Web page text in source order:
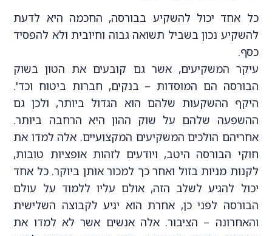
כל אחד יכול להשקיע בבורסה, החכמה היא לדעת
להשקיע נכון בשביל תשואה גבוה וחיובית ולא להפסיד
כסף.
עיקר המשקיעים, אשר גם קובעים את הטון בשוק
הבורסה הם המוסדות – בנקים, חברות ביטוח וכד'.
היקף ההשקעות שלהם הוא הגדול ביותר, ולכן גם
ההשפעה שלהם על שוק ההון היא הרחבה ביותר.
אחריהם הולכים המשקיעים המקצועיים. אלה למדו את
חוקי הבורסה היטב, ויודעים לזהות אופציות טובות,
לקנות מניות בזול ואחר כך למכור אותן ביוקר. כל אחד
יכול להגיע לשלב הזה, אולם עליו ללמוד על עולם
הבורסה לפני כן, אחרת הוא יגיע לקבוצה השלישית
והאחרונה – הציבור. אלה אנשים אשר לא למדו את